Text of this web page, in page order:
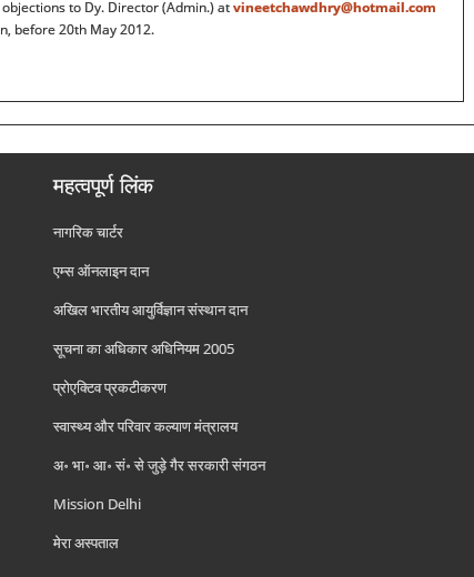
to Dy. Director (Admin.) atvineetchawdhry@hotmail.com
before 20th May 2012.
महत्वपूर्ण लिंक
नागरिक चार्टर
एम्स ऑनलाइन दान
अखिल भारतीय आयुर्विज्ञान संस्थान दान
सूचना का अधिकार अधिनियम 2005
प्रोएक्टिव प्रकटीकरण
स्वास्थ्य और परिवार कल्याण मंत्रालय
अ॰ भा॰ आ॰ सं॰ से जुड़े गैर सरकारी संगठन
Mission Delhi
मेरा अस्पताल